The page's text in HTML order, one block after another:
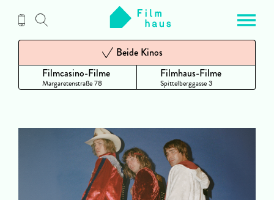
Inhalt
Filmcasino-Filme
Margaretenstraße 78
Beide Kinos
Filmhaus-Filme
Spittelberggasse 3